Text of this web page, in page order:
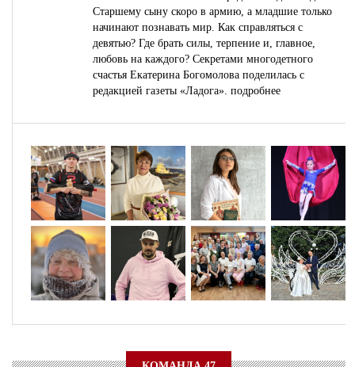
Старшему сыну скоро в армию, а младшие только
начинают познавать мир. Как справляться с
девятью? Где брать силы, терпение и, главное,
любовь на каждого? Секретами многодетного
счастья Екатерина Богомолова поделилась с
редакцией газеты «Ладога». подробнее